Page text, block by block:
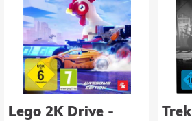
Lego 2K Drive -